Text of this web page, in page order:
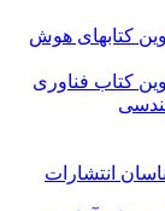
کتابهای هوش
کتاب فناوری
انتشارات